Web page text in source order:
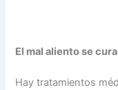
El mal aliento se cura
Hay tratamientos